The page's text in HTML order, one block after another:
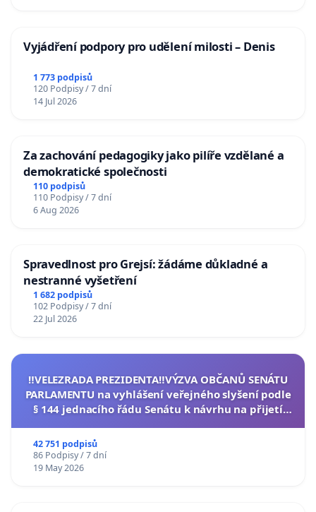
Vyjádření podpory pro udělení milosti – Denis
1 773 podpisů
120 Podpisy / 7 dní
14 Jul 2026
Za zachování pedagogiky jako pilíře vzdělané a
demokratické společnosti
110 podpisů
110 Podpisy / 7 dní
6 Aug 2026
Spravedlnost pro Grejsí: žádáme důkladné a
nestranné vyšetření
1 682 podpisů
102 Podpisy / 7 dní
22 Jul 2026
‼️VELEZRADA PREZIDENTA‼️VÝZVA OBČANŮ SENÁTU
PARLAMENTU na vyhlášení veřejného slyšení podle
§ 144 jednacího řádu Senátu k návrhu na přijetí
42 751 podpisů
86 Podpisy / 7 dní
19 May 2026